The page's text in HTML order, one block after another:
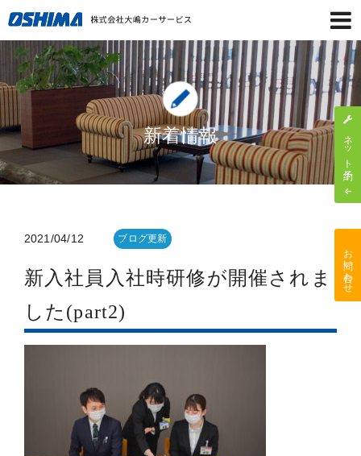
新着情報
2021/04/12 ブログ更新
新入社員入社時研修が開催されま
した(part2)
ネット予約
お問い合わせ